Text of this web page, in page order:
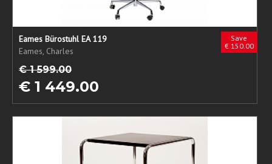
Save
€ 150.00
Eames Bürostuhl EA 119
Eames, Charles
€ 1 599.00
€ 1 449.00